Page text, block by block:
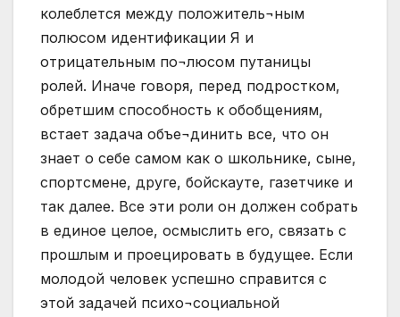
колеблется между положитель¬ным
полюсом идентификации Я и
отрицательным по¬люсом путаницы
ролей. Иначе говоря, перед подростком,
обретшим способность к обобщениям,
встает задача объе¬динить все, что он
знает о себе самом как о школьнике, сыне,
спортсмене, друге, бойскауте, газетчике и
так далее. Все эти роли он должен собрать
в единое целое, осмыслить его, связать с
прошлым и проецировать в будущее. Если
молодой человек успешно справится с
этой задачей психо¬социальной